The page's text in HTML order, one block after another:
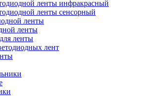
ленты инфракрасный
ленты сенсорный
ленты
ленты
ленты
лент